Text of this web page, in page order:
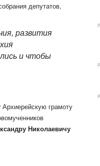
депутатов,
развития
и чтобы
Архиерейскую грамоту
Николаевичу